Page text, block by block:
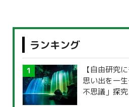
ランキング
【自由研究
思い出を一
不思議」探